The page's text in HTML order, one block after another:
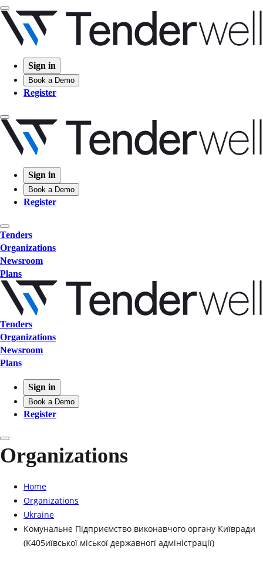
Sign in
Book a Demo
Register
Sign in
Book a Demo
Register
Tenders
Organizations
Newsroom
Plans
Tenders
Organizations
Newsroom
Plans
Sign in
Book a Demo
Register
Organizations
Home
Organizations
Ukraine
Комунальне Підприємство виконавчого органу Київради
(К405иївської міської державногї адміністрації)